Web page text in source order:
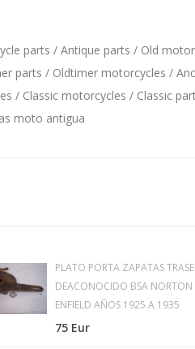
parts / Antique parts / Old
parts / Oldtimer motorcycles /
/ Classic motorcycles / Classic
moto antigua
PLATO PORTA ZAPATAS
DEACONOCIDO BSA NORTON
ENFIELD AÑOS 1925 A 1935
75 Eur